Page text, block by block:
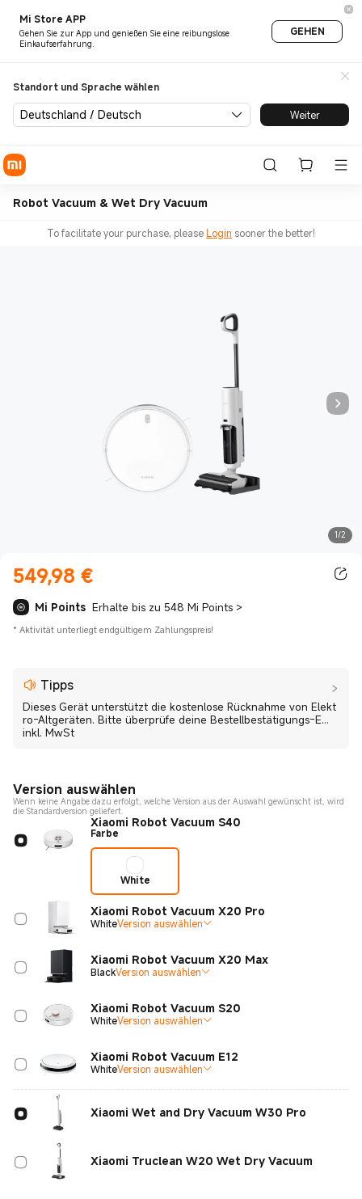
Mi Store APP
Gehen Sie zur App und genießen Sie eine reibungslose
Einkaufserfahrung.
GEHEN
Standort und Sprache wählen
Deutschland / Deutsch Weiter
Robot Vacuum & Wet Dry Vacuum
To facilitate your purchase, pleaseLogin sooner the better!
1/2
549,98 €
Mi Points Erhalte bis zu 548 Mi Points >
* Aktivität unterliegt endgültigem Zahlungspreis!
Tipps
Dieses Gerät unterstützt die kostenlose Rücknahme von Elekt
ro-Altgeräten. Bitte überprüfe deine Bestellbestätigungs-E...
inkl. MwSt
Version auswählen
Wenn keine Angabe dazu erfolgt, welche Version aus der Auswahl gewünscht ist, wird
die Standardversion geliefert.
Xiaomi Robot Vacuum S40
Farbe
White
Xiaomi Robot Vacuum X20 Pro
WhiteVersion auswählen
Xiaomi Robot Vacuum X20 Max
BlackVersion auswählen
Xiaomi Robot Vacuum S20
WhiteVersion auswählen
Xiaomi Robot Vacuum E12
WhiteVersion auswählen
Xiaomi Wet and Dry Vacuum W30 Pro
Xiaomi Truclean W20 Wet Dry Vacuum